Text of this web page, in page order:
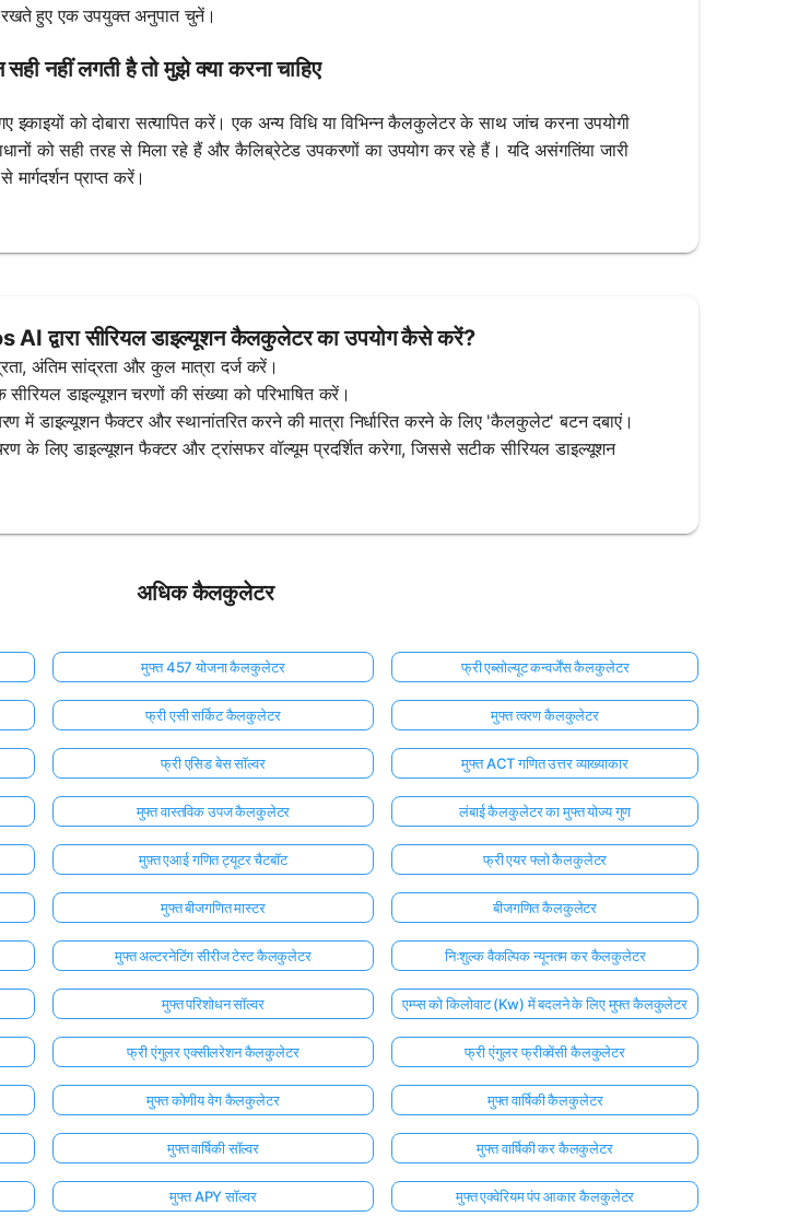
हुए एक उपयुक्त अनुपात चुनें।
नहीं लगती है तो मुझे क्या करना चाहिए
को दोबारा सत्यापित करें। एक अन्य विधि या विभिन्न कैलकुलेटर के साथ जांच करना उपयोगी
को सही तरह से मिला रहे हैं और कैलिब्रेटेड उपकरणों का उपयोग कर रहे हैं। यदि असंगतिंया जारी
मार्गदर्शन प्राप्त करें।
AI द्वारा सीरियल डाइल्यूशन कैलकुलेटर का उपयोग कैसे करें?
अंतिम सांद्रता और कुल मात्रा दर्ज करें।
डाइल्यूशन चरणों की संख्या को परिभाषित करें।
में डाइल्यूशन फैक्टर और स्थानांतरित करने की मात्रा निर्धारित करने के लिए 'कैलकुलेट' बटन दबाएं।
के लिए डाइल्यूशन फैक्टर और ट्रांसफर वॉल्यूम प्रदर्शित करेगा, जिससे सटीक सीरियल डाइल्यूशन
अधिक कैलकुलेटर
मुफ्त 457 योजना कैलकुलेटर फ्री एब्सोल्यूट कन्वर्जेंस कैलकुलेटर
फ्री एसी सर्किट कैलकुलेटर मुफ्त त्वरण कैलकुलेटर
फ्री एसिड बेस सॉल्वर मुफ्त ACT गणित उत्तर व्याख्याकार
मुफ्त वास्तविक उपज कैलकुलेटर लंबाई कैलकुलेटर का मुफ्त योज्य गुण
मुफ़्त एआई गणित ट्यूटर चैटबॉट फ्री एयर फ्लो कैलकुलेटर
मुफ्त बीजगणित मास्टर बीजगणित कैलकुलेटर
मुफ्त अल्टरनेटिंग सीरीज टेस्ट कैलकुलेटर निःशुल्क वैकल्पिक न्यूनतम कर कैलकुलेटर
मुफ्त परिशोधन सॉल्वर एम्प्स को किलोवाट (Kw) में बदलने के लिए मुफ्त कैलकुलेटर
फ्री एंगुलर एक्सीलरेशन कैलकुलेटर फ्री एंगुलर फ्रीक्वेंसी कैलकुलेटर
मुफ्त कोणीय वेग कैलकुलेटर मुफ्त वार्षिकी कैलकुलेटर
मुफ्त वार्षिकी सॉल्वर मुफ्त वार्षिकी कर कैलकुलेटर
मुफ्त APY सॉल्वर मुफ्त एक्वेरियम पंप आकार कैलकुलेटर